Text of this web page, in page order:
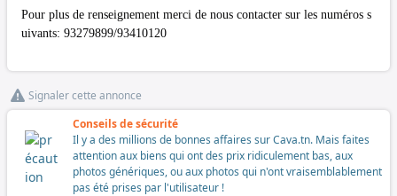
Pour plus de renseignement merci de nous contacter sur les numéros s
uivants: 93279899/93410120
Signaler cette annonce
Conseils de sécurité
Il y a des millions de bonnes affaires sur Cava.tn. Mais faites
attention aux biens qui ont des prix ridiculement bas, aux
photos génériques, ou aux photos qui n'ont vraisemblablement
pas été prises par l'utilisateur !